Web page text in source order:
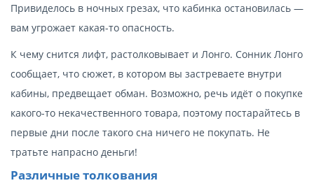
Привиделось в ночных грезах, что кабинка остановилась —
вам угрожает какая-то опасность.
К чему снится лифт, растолковывает и Лонго. Сонник Лонго
сообщает, что сюжет, в котором вы застреваете внутри
кабины, предвещает обман. Возможно, речь идёт о покупке
какого-то некачественного товара, поэтому постарайтесь в
первые дни после такого сна ничего не покупать. Не
тратьте напрасно деньги!
Различные толкования